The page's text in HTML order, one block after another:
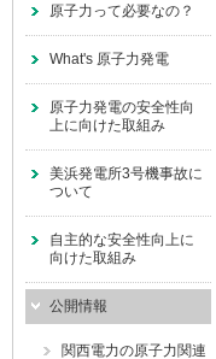
原子力って必要なの？
What's 原子力発電
原子力発電の安全性向
上に向けた取組み
美浜発電所3号機事故に
ついて
自主的な安全性向上に
向けた取組み
公開情報
関西電力の原子力関連